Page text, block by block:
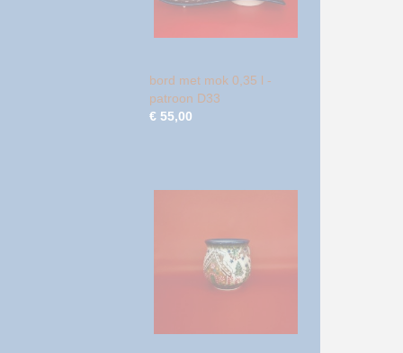
bord met mok 0,35 l -
patroon D33
€ 55,00